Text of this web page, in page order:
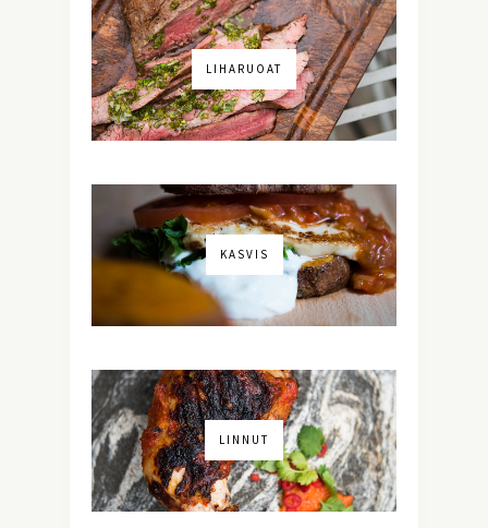
LIHARUOAT
KASVIS
LINNUT